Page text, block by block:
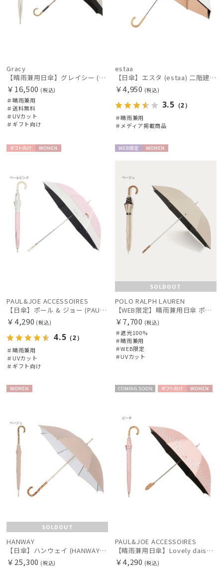
Gracy
【晴雨兼用日傘】グレイシー (Gracy) Natural bicolor 遮光99% 遮熱 UV99％
￥16,500 (税込)
＃晴雨兼用
＃送料無料
＃UVカット
＃ギフト向け
estaa
【日傘】エスタ (estaa) 二階建て 断熱 バイカラーグログラン UV100 遮光100 晴雨兼用
￥4,950 (税込)
3.5 （2）
＃晴雨兼用
＃メディア掲載商品
PAUL&JOE ACCESSOIRES
【日傘】ポール & ジョー (PAUL & JOE ACCESSOIRES) スウィングヌネット 長傘 レディース 雨の日OK 一級遮光 遮熱 UV
￥4,290 (税込)
4.5 （2）
＃晴雨兼用
＃UVカット
＃ギフト向け
SOLDOUT
POLO RALPH LAUREN
【WEB限定】晴雨兼用日傘 ポロ ラルフ ローレン（POLO RALPH LAUREN）オーバーロック刺繍 遮光100 UV100
￥7,700 (税込)
＃遮光100%
＃晴雨兼用
＃WEB限定
＃UVカット
SOLDOUT
HANWAY
【日傘】ハンウェイ (HANWAY) Pシエスタ 白ラミネート ナチュラルカラー 長傘 オールウェザー 遮光 竹手元 晴雨兼用 UV 日本製
￥25,300 (税込)
PAUL&JOE ACCESSOIRES
【晴雨兼用日傘】Lovely daisy 遮光100 UV100 晴雨兼用
￥4,290 (税込)